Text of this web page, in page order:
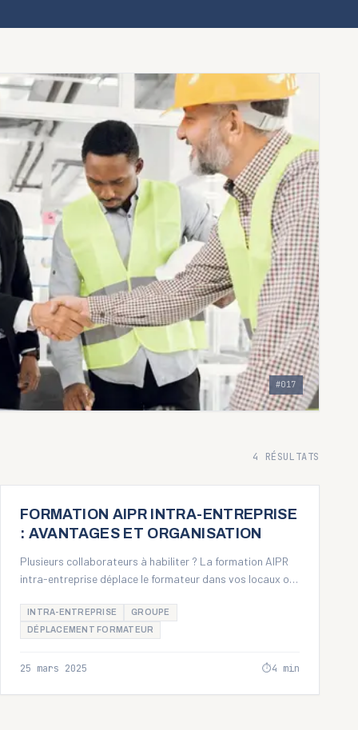
#017
4 RÉSULTATS
GUIDE PRATIQUE
FORMATION AIPR INTRA-ENTREPRISE
: AVANTAGES ET ORGANISATION
Plusieurs collaborateurs à habiliter ? La formation AIPR
intra-entreprise déplace le formateur dans vos locaux ou
par jour pour un groupe de 1 à 8.
INTRA-ENTREPRISE
GROUPE
DÉPLACEMENT FORMATEUR
25 mars 2025 ⏱4 min